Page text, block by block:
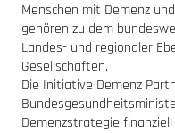
Menschen mit Demenz
gehören zu dem
Landes- und regionaler
Gesellschaften.
Die Initiative Demenz
Demenzstrategie